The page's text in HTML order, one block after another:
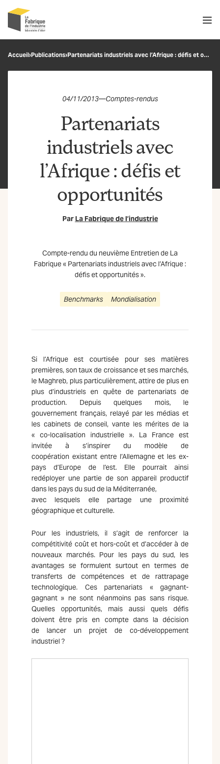
Recherche
Accueil›Publications› Partenariats industriels avec l’Afrique : défis et opportunités
04/11/2013—Comptes-rendus
Partenariats
industriels avec
l’Afrique : défis et
opportunités
Par La Fabrique de l’industrie
Compte-rendu du neuvième Entretien de La
Fabrique « Partenariats industriels avec l’Afrique :
défis et opportunités ».
Benchmarks Mondialisation
Si l’Afrique est courtisée pour ses matières
premières, son taux de croissance et ses marchés,
le Maghreb, plus particulièrement, attire de plus en
plus d’industriels en quête de partenariats de
production. Depuis quelques mois, le
gouvernement français, relayé par les médias et
les cabinets de conseil, vante les mérites de la
« co-localisation industrielle ». La France est
invitée à s’inspirer du modèle de
coopération existant entre l’Allemagne et les ex-
pays d’Europe de l’est. Elle pourrait ainsi
redéployer une partie de son appareil productif
dans les pays du sud de la Méditerranée,
avec lesquels elle partage une proximité
géographique et culturelle.
Pour les industriels, il s’agit de renforcer la
compétitivité coût et hors-coût et d’accéder à de
nouveaux marchés. Pour les pays du sud, les
avantages se formulent surtout en termes de
transferts de compétences et de rattrapage
technologique. Ces partenariats « gagnant-
gagnant » ne sont néanmoins pas sans risque.
Quelles opportunités, mais aussi quels défis
doivent être pris en compte dans la décision
de lancer un projet de co-développement
industriel ?